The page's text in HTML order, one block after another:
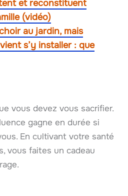
et reconstituent
(vidéo)
au jardin, mais
s’y installer : que
vous devez vous sacrifier.
gagne en durée si
En cultivant votre santé
vous faites un cadeau